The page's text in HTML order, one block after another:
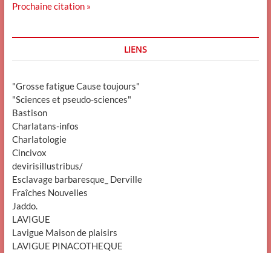
Prochaine citation »
LIENS
"Grosse fatigue Cause toujours"
"Sciences et pseudo-sciences"
Bastison
Charlatans-infos
Charlatologie
Cincivox
devirisillustribus/
Esclavage barbaresque_ Derville
Fraîches Nouvelles
Jaddo.
LAVIGUE
Lavigue Maison de plaisirs
LAVIGUE PINACOTHEQUE